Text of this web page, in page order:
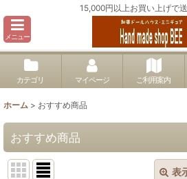
15,000円以上お買い上げで
メニュー
カテゴリ マイページ ご利用案内
ホーム > おすすめ商品
おすすめ商品
表